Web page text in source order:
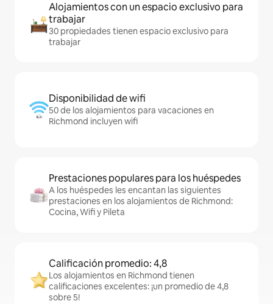
Alojamientos con un espacio exclusivo para
trabajar
30 propiedades tienen espacio exclusivo para
trabajar
Disponibilidad de wifi
50 de los alojamientos para vacaciones en
Richmond incluyen wifi
Prestaciones populares para los huéspedes
A los huéspedes les encantan las siguientes
prestaciones en los alojamientos de Richmond:
Cocina, Wifi y Pileta
Calificación promedio: 4,8
Los alojamientos en Richmond tienen
calificaciones excelentes: ¡un promedio de 4,8
sobre 5!